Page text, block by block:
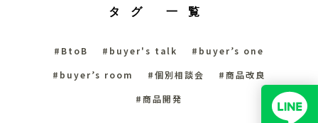
タグ 一覧
#BtoB #buyer's talk
#buyer’s one
#buyer’s room
#個別相談会
#商品改良
#商品開発